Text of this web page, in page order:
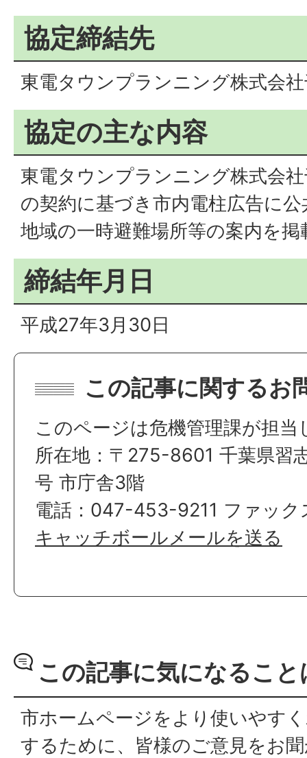
協定締結先
東電タウンプランニング株式会
協定の主な内容
東電タウンプランニング株式会
の契約に基づき市内電柱広告に
地域の一時避難場所等の案内を掲
締結年月日
平成27年3月30日
この記事に関するお
このページは危機管理課が担当
所在地：〒275-8601 千葉県習
号 市庁舎3階
電話：047-453-9211 ファッ
キャッチボールメールを送る
この記事に気になるこ
市ホームページをより使いやす
するために、皆様のご意見をお